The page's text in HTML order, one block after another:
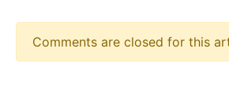
Comments are closed for this